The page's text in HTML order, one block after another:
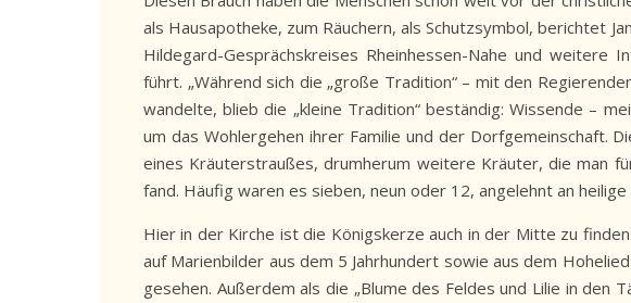
als Hausapotheke, zum Räuchern, als Schutzsymbol, berichtet
Hildegard-Gesprächskreises Rheinhessen-Nahe und weitere
führt. „Während sich die „große Tradition“ – mit den
wandelte, blieb die „kleine Tradition“ beständig: Wissende –
um das Wohlergehen ihrer Familie und der Dorfgemeinschaft.
eines Kräuterstraußes, drumherum weitere Kräuter, die man
fand. Häufig waren es sieben, neun oder 12, angelehnt an heilige
Hier in der Kirche ist die Königskerze auch in der Mitte zu
auf Marienbilder aus dem 5 Jahrhundert sowie aus dem
gesehen. Außerdem als die „Blume des Feldes und Lilie in den